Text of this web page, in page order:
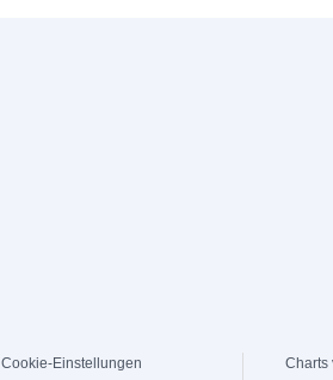
Cookie-Einstellungen Charts